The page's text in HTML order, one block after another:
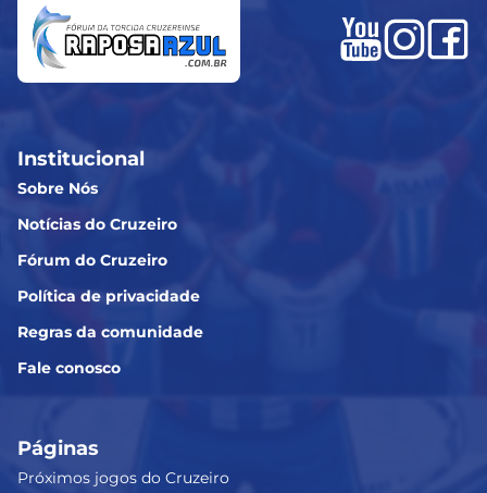
Institucional
Sobre Nós
Notícias do Cruzeiro
Fórum do Cruzeiro
Política de privacidade
Regras da comunidade
Fale conosco
Páginas
Próximos jogos do Cruzeiro